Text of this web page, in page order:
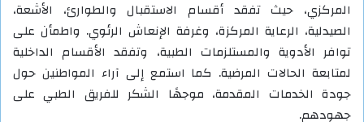
المركزي، حيث تفقد أقسام الاستقبال والطوارئ، الأشعة،
الصيدلية، الرعاية المركزة، وغرفة الإنعاش الرئوي. واطمأن على
توافر الأدوية والمستلزمات الطبية، وتفقد الأقسام الداخلية
لمتابعة الحالات المرضية. كما استمع إلى آراء المواطنين حول
جودة الخدمات المقدمة، موجهًا الشكر للفريق الطبي على
جهودهم.